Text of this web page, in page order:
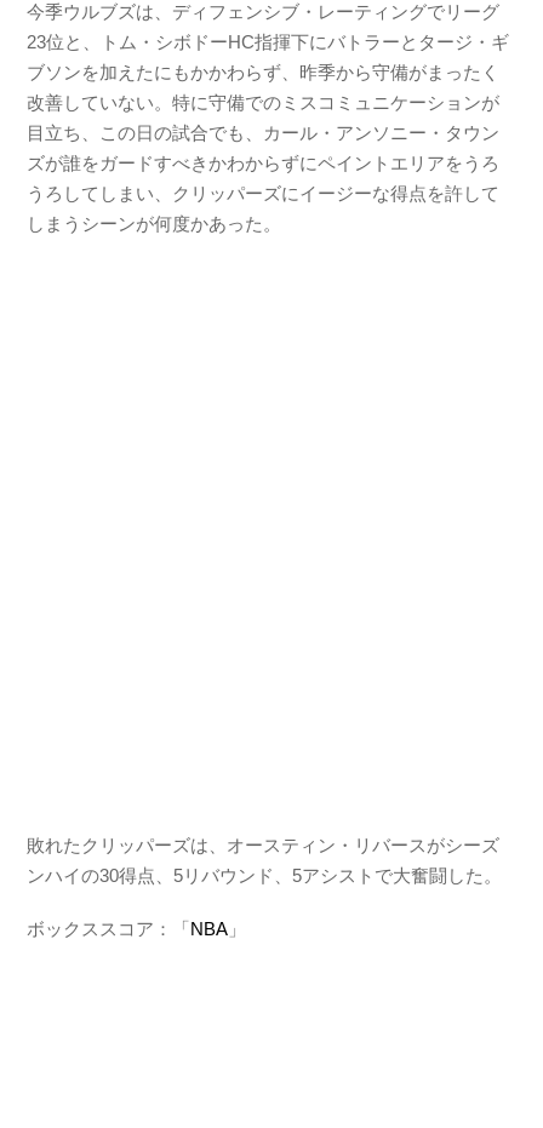
今季ウルブズは、ディフェンシブ・レーティングでリーグ
23位と、トム・シボドーHC指揮下にバトラーとタージ・ギ
ブソンを加えたにもかかわらず、昨季から守備がまったく
改善していない。特に守備でのミスコミュニケーションが
目立ち、この日の試合でも、カール・アンソニー・タウン
ズが誰をガードすべきかわからずにペイントエリアをうろ
うろしてしまい、クリッパーズにイージーな得点を許して
しまうシーンが何度かあった。
敗れたクリッパーズは、オースティン・リバースがシーズ
ンハイの30得点、5リバウンド、5アシストで大奮闘した。
ボックススコア：「NBA 」